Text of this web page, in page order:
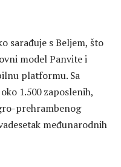
sarađuje s Beljem, što
model Panvite i
platformu. Sa
1.500 zaposlenih,
prehrambenog
međunarodnih